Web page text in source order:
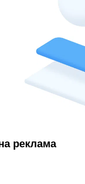
реклама